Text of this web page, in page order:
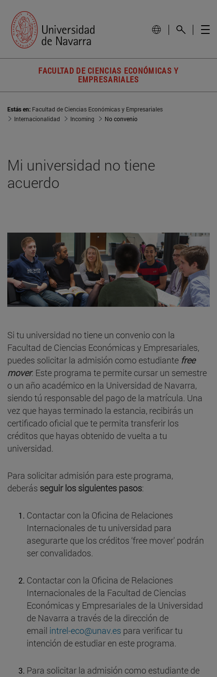
FACULTAD DE CIENCIAS ECONÓMICAS Y
EMPRESARIALES
Estás en: Facultad de Ciencias Económicas y Empresariales
Internacionalidad
Incoming No convenio
Mi universidad no tiene
acuerdo
Si tu universidad no tiene un convenio con la
Facultad de Ciencias Económicas y Empresariales,
puedes solicitar la admisión como estudiante free
mover. Este programa te permite cursar un semestre
o un año académico en la Universidad de Navarra,
siendo tú responsable del pago de la matrícula. Una
vez que hayas terminado la estancia, recibirás un
certificado oficial que te permita transferir los
créditos que hayas obtenido de vuelta a tu
universidad.
Para solicitar admisión para este programa,
deberás seguir los siguientes pasos:
Contactar con la Oficina de Relaciones
Internacionales de tu universidad para
asegurarte que los créditos ‘free mover' podrán
ser convalidados.
Contactar con la Oficina de Relaciones
Internacionales de la Facultad de Ciencias
Económicas y Empresariales de la Universidad
de Navarra a través de la dirección de
email intrel-eco@unav.es para verificar tu
intención de estudiar en este programa.
Para solicitar la admisión como estudiante de